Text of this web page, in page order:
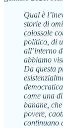
Qual è
storie di
colossale
politico, di
all’interno
abbiamo
Da questa
come una
banane,
povere,
continuano